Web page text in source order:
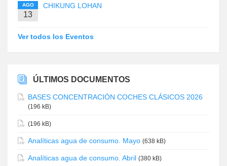
AGO
13
CHIKUNG LOHAN
Ver todos los Eventos
ÚLTIMOS DOCUMENTOS
BASES CONCENTRACIÓN COCHES CLÁSICOS 2026
(196 kB)
(196 kB)
Analíticas agua de consumo. Mayo (638 kB)
Analíticas agua de consumo. Abril (380 kB)